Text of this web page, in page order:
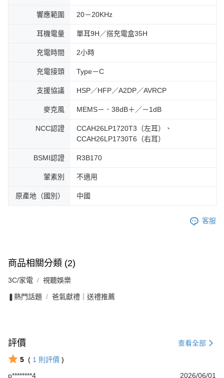
響應範圍 20－20KHz
耳機電量 單耳9H／搭充電盒35H
充電時間 2小時
充電接頭 Type－C
支援協議 HSP／HFP／A2DP／AVRCP
麥克風 MEMS－．38dB＋／－1dB
NCC認證
CCAH26LP1720T3（左耳）、
CCAH26LP1730T6（右耳）
BSMI認證 R3B170
葷素別 不適用
原產地（國別） 中國
客服
商品相關分類 (2)
3C/家電 視聽娛樂
❚熱門話題 爸氣獻禮｜送禮推薦
評價 查看全部
5 ( 1 則評價 )
p********4
2026/06/01